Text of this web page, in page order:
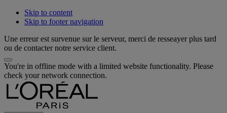
Skip to content
Skip to footer navigation
Une erreur est survenue sur le serveur, merci de resseayer plus tard
ou de contacter notre service client.
You're in offline mode with a limited website functionality. Please
check your network connection.